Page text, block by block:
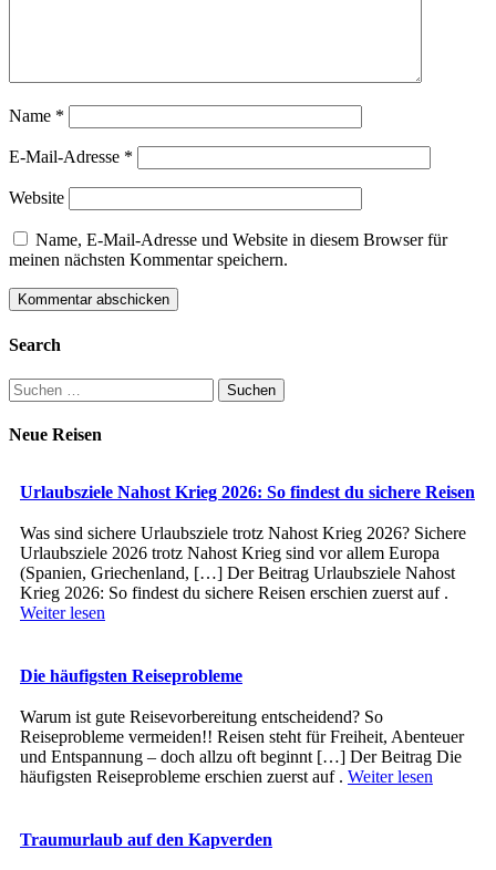
Name *
E-Mail-Adresse *
Website
Name, E-Mail-Adresse und Website in diesem Browser für
meinen nächsten Kommentar speichern.
Search
Suchen
nach:
Neue Reisen
Urlaubsziele Nahost Krieg 2026: So findest du sichere Reisen
Was sind sichere Urlaubsziele trotz Nahost Krieg 2026? Sichere
Urlaubsziele 2026 trotz Nahost Krieg sind vor allem Europa
(Spanien, Griechenland, […] Der Beitrag Urlaubsziele Nahost
Krieg 2026: So findest du sichere Reisen erschien zuerst auf .
Weiter lesen
Die häufigsten Reiseprobleme
Warum ist gute Reisevorbereitung entscheidend? So
Reiseprobleme vermeiden!! Reisen steht für Freiheit, Abenteuer
und Entspannung – doch allzu oft beginnt […] Der Beitrag Die
häufigsten Reiseprobleme erschien zuerst auf . Weiter lesen
Traumurlaub auf den Kapverden